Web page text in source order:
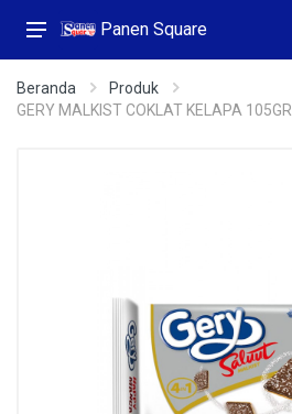
Panen Square
Beranda
Produk
GERY MALKIST COKLAT KELAPA 105GR